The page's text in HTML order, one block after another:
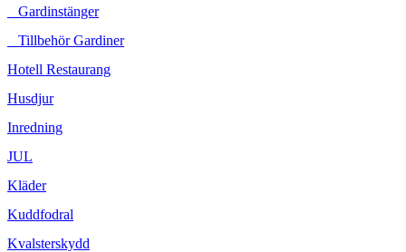
Gardinstänger
Tillbehör Gardiner
Hotell Restaurang
Husdjur
Inredning
JUL
Kläder
Kuddfodral
Kvalsterskydd